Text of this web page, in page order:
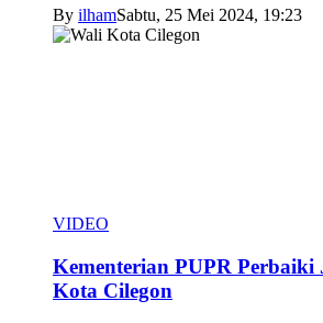
By ilhamSabtu, 25 Mei 2024, 19:23
VIDEO
Kementerian PUPR Perbaiki
Kota Cilegon